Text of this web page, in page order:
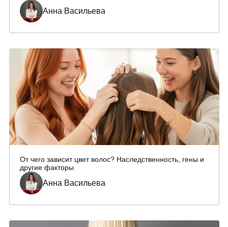
Анна Васильева
От чего зависит цвет волос? Наследственность, гены и
другие факторы
Анна Васильева